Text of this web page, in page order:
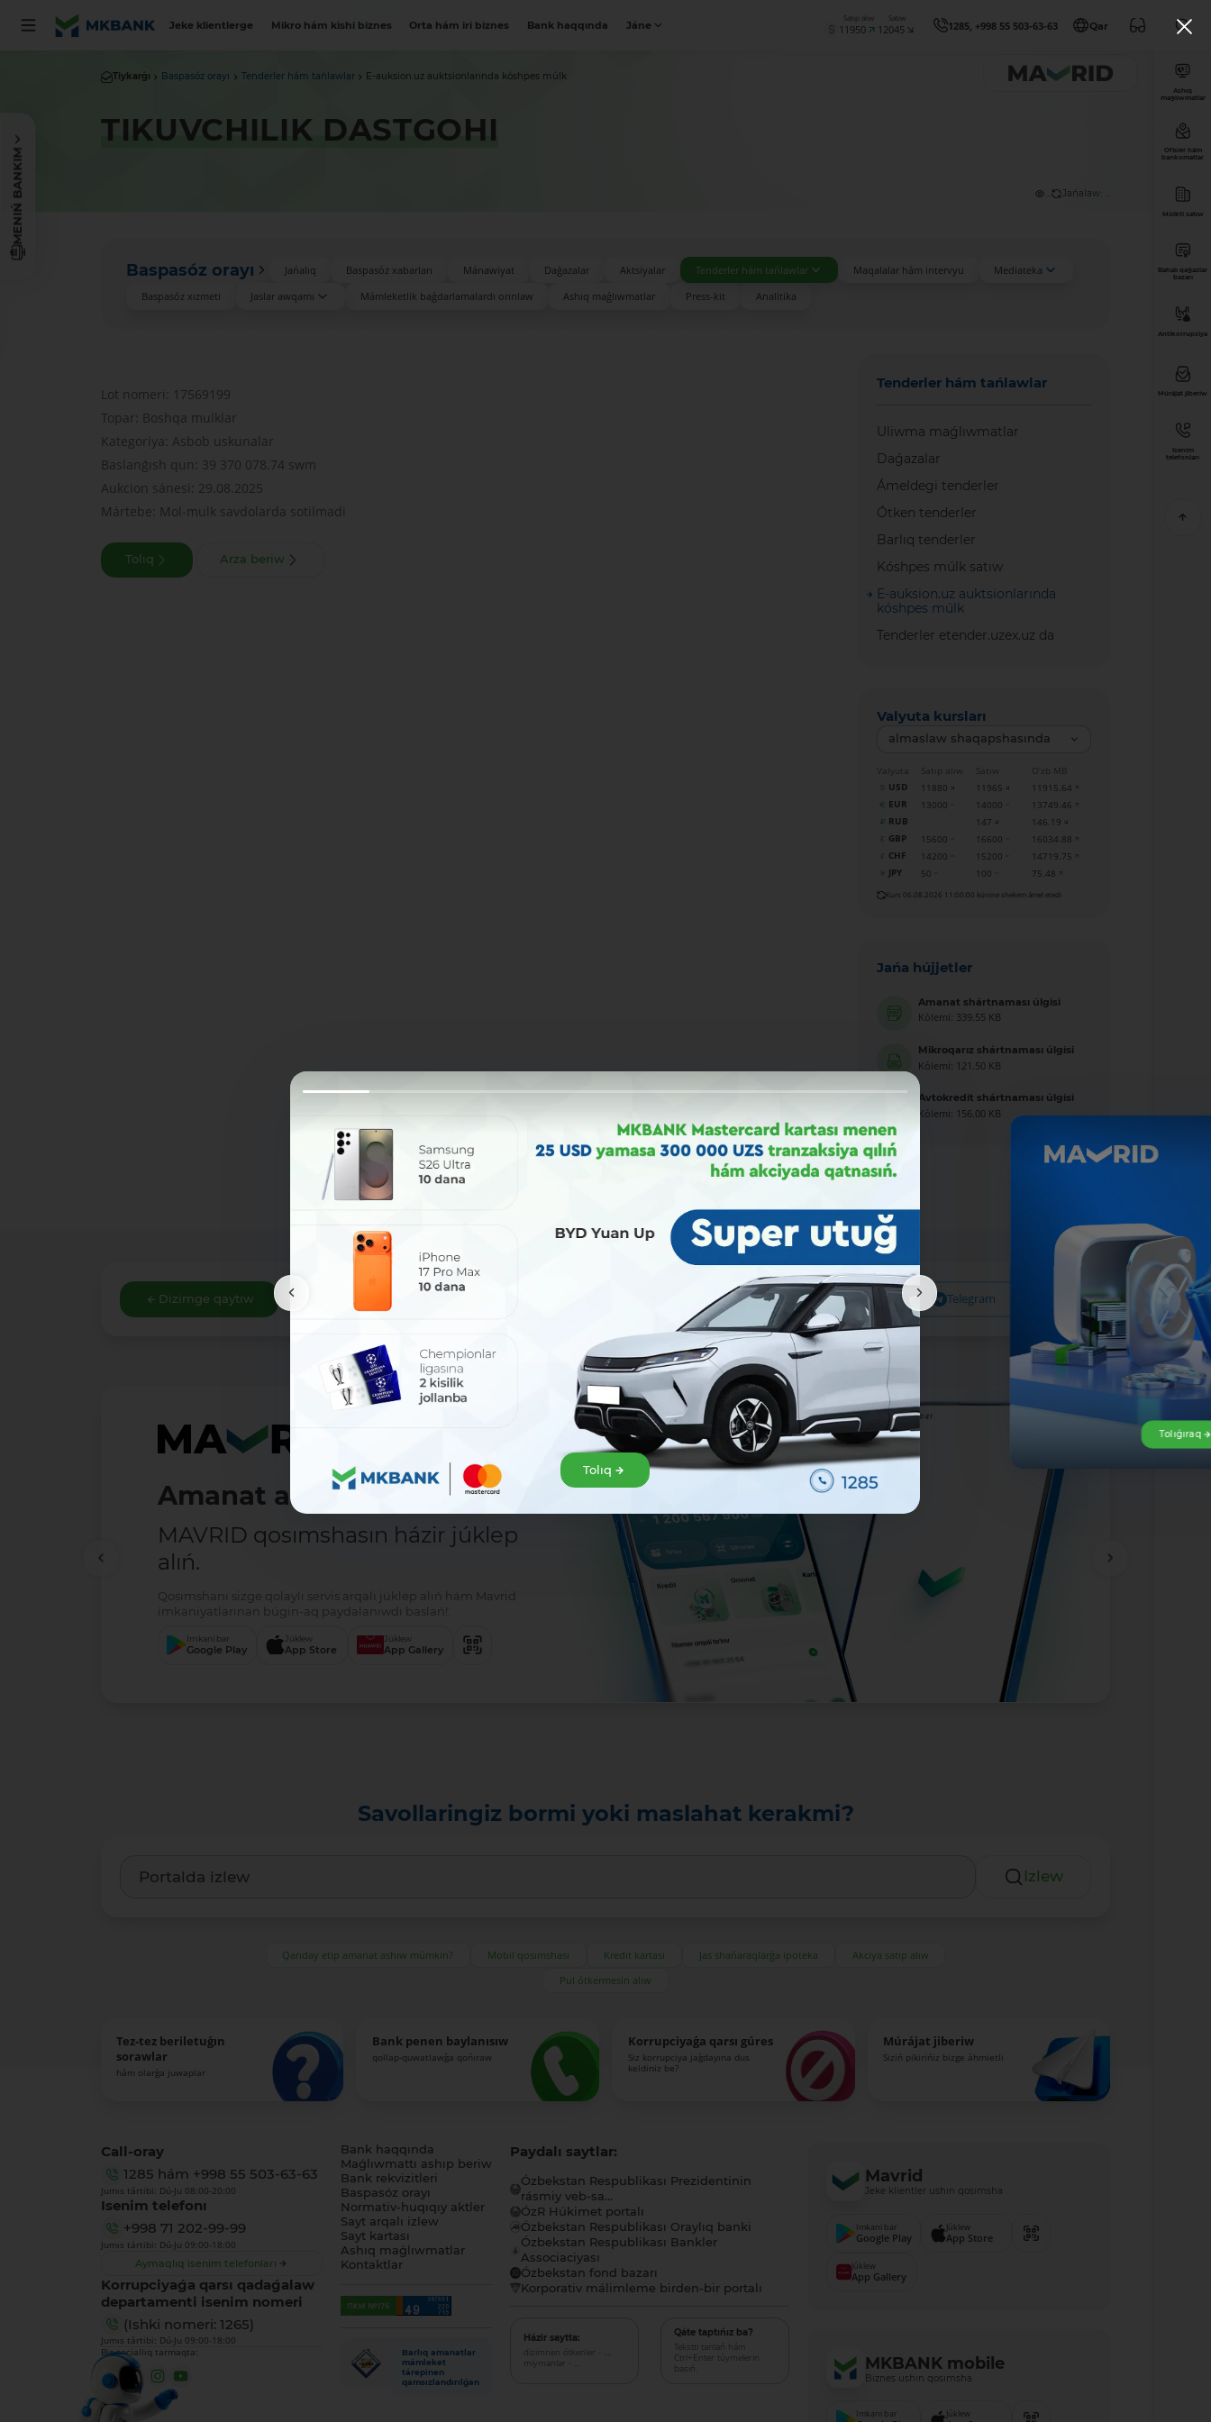
Jeke klientlerge Mikro hám kishi biznes Orta hám iri biznes Bank haqqında Jáne
Satıp alıw
11950
Satıw
12045 1285, +998 55 503-63-63 Qar
MENIŃ BANKIM
Tiykarǵı Baspasóz orayı Tenderler hám tańlawlar E-auksion.uz auktsionlarında kóshpes múlk
TIKUVCHILIK DASTGOHI
Jańalaw: ...
Baspasóz orayı Jańalıq Baspasóz xabarları Mánawiyat Daǵazalar Aktsiyalar Tenderler hám tańlawlar Maqalalar hám intervyu
Mediateka
Baspasóz xızmeti
Jaslar awqamı Mámleketlik baǵdarlamalardı orınlaw Ashıq maǵlıwmatlar Press-kit Analitika
Lot nomeri: 17569199
Topar: Boshqa mulklar
Kategoriya: Asbob uskunalar
Baslanǵısh qun: 39 370 078.74 swm
Aukcion sánesi: 29.08.2025
Mártebe: Mol-mulk savdolarda sotilmadi
Tolıq Arza beriw
Tenderler hám tańlawlar
Uliwma maǵlıwmatlar
Daǵazalar
Ámeldegi tenderler
Ótken tenderler
Barlıq tenderler
Kóshpes múlk satıw
E-auksion.uz auktsionlarında
kóshpes múlk
Tenderler etender.uzex.uz da
Valyuta kursları
almaslaw shaqapshasında
Valyuta Satıp alıw Satıw
O‘zb MB
USD
11880 11965
11915.64
EUR
13000 14000
13749.46
RUB
147
146.19
GBP
15600 16600
16034.88
CHF
14200 15200
14719.75
JPY
50 100 75.48
Kurs 06.08.2026 11:00:00 kúnine shekem ámel etedi
Jańa hújjetler
Amanat shártnaması úlgisi
Kólemi: 339.55 KB
Mikroqarız shártnaması úlgisi
Kólemi: 121.50 KB
Avtokredit shártnaması úlgisi
Kólemi: 156.00 KB
Dizimge qaytıw Bólisiw: Facebook Telegram
Amanat ashıw - ańsat!
MAVRID qosımshasın házir júklep
alıń.
Qosımshanı sizge qolaylı servis arqalı júklep alıń hám Mavrid
imkaniyatlarınan búgin-aq paydalanıwdı baslań!:
Imkani bar
Google Play
Júklew
App Store
Júklew
App Gallery
Savollaringiz bormi yoki maslahat kerakmi?
Izlew
Qanday etip amanat ashıw múmkin? Mobil qosımshası Kredit kartası Jas shańaraqlarǵa ipoteka
Akciya satıp alıw
Pul ótkermesin alıw
Tez-tez beriletuǵın
sorawlar
hám olarǵa juwaplar
Bank penen baylanısıw
qollap-quwatlawǵa qońıraw
Korrupciyaǵa qarsı gúres
Siz korrupciya jaǵdayına dus
keldiniz be?
Múrájat jiberiw
Siziń pikirińiz bizge áhmietli
Ashıq
maǵlıwmatlar
Ofisler hám
bankomatlar
Múlkti satıw
Bahalı qaǵazlar
bazarı
Antikorrupsiya
Múrájat jiberiw
Isenim
telefonları
Call-oray
1285 hám +998 55 503-63-63
Jumıs tártibi: Dú-Ju 08:00-20:00
Isenim telefonı
+998 71 202-99-99
Jumıs tártibi: Dú-Ju 09:00-18:00
Aymaqlıq isenim telefonları
Korrupciyaǵa qarsı qadaǵalaw
departamenti isenim nomeri
(Ishki nomeri: 1265)
Jumıs tártibi: Dú-Ju 09:00-18:00
Biz sociallıq tarmaqta:
Bank haqqında
Maǵlıwmattı ashıp beriw
Bank rekvizitleri
Baspasóz orayı
Normativ-huqıqıy aktler
Sayt arqalı izlew
Sayt kartası
Ashıq maǵlıwmatlar
Kontaktlar
Barlıq amanatlar
mámleket
tárepinen
qamsızlandırılǵan
Paydalı saytlar:
Ózbekstan Respublikası Prezidentinin
rásmiy veb-sa...
ÓzR Húkimet portalı
Ózbekstan Respublikası Oraylıq banki
Ózbekstan Respublikası Bankler
Associaciyası
Ózbekstan fond bazarı
Korporativ málimleme birden-bir portalı
Házir saytta:
dizimnen ótkenler - ...,
miymanlar - ...
Qáte taptıńız ba?
Tekstti tanlań hám
Ctrl+Enter túymelerin
basıń.
Mavrid
Jeke klientler ushın qosımsha
Imkani bar
Google Play
Júklew
App Store
Júklew
App Gallery
MKBANK mobile
Biznes ushın qosımsha
Imkani bar Júklew
Tolıq
Tolıǵıraq